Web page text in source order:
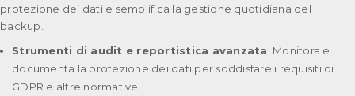
protezione dei dati e semplifica la gestione quotidiana del
backup.
Strumenti di audit e reportistica avanzata: Monitora e
documenta la protezione dei dati per soddisfare i requisiti di
GDPR e altre normative.